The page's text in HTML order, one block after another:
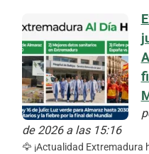
de 2026 a las 15:16
🦅 ¡Actualidad